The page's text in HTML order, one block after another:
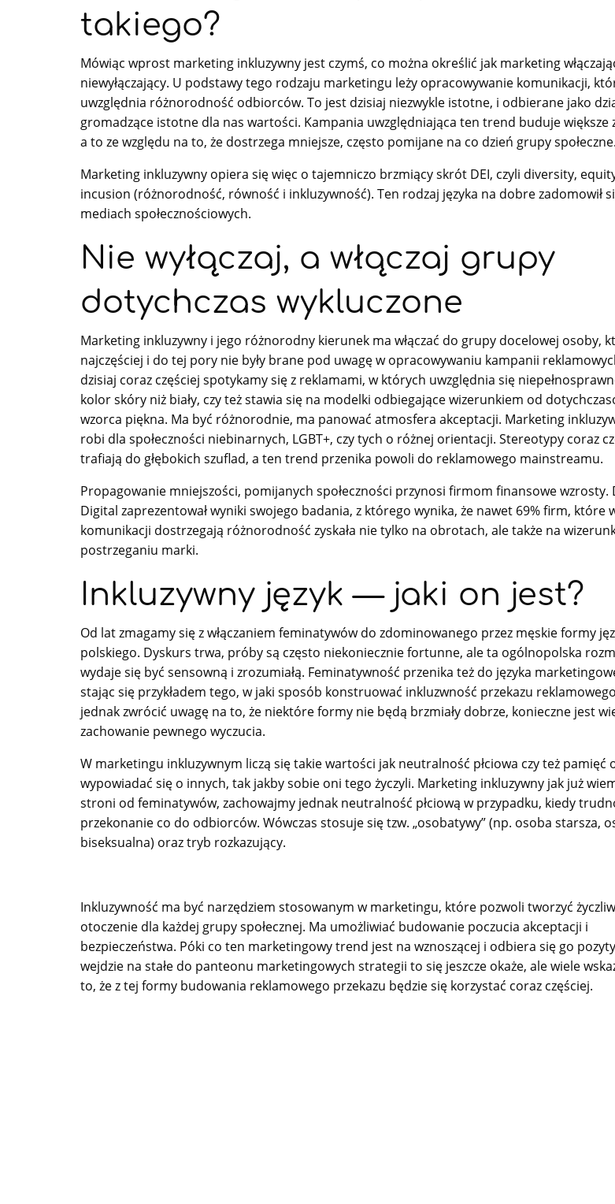
takiego?
Mówiąc wprost marketing inkluzywny jest czymś, co można określić jak marketing
niewyłączający. U podstawy tego rodzaju marketingu leży opracowywanie komunikacji,
uwzględnia różnorodność odbiorców. To jest dzisiaj niezwykle istotne, i odbierane jako
gromadzące istotne dla nas wartości. Kampania uwzględniająca ten trend buduje większe
a to ze względu na to, że dostrzega mniejsze, często pomijane na co dzień grupy społeczne.
Marketing inkluzywny opiera się więc o tajemniczo brzmiący skrót DEI, czyli diversity,
incusion (różnorodność, równość i inkluzywność). Ten rodzaj języka na dobre zadomowił
mediach społecznościowych.
Nie wyłączaj, a włączaj grupy
dotychczas wykluczone
Marketing inkluzywny i jego różnorodny kierunek ma włączać do grupy docelowej osoby,
najczęściej i do tej pory nie były brane pod uwagę w opracowywaniu kampanii
dzisiaj coraz częściej spotykamy się z reklamami, w których uwzględnia się
kolor skóry niż biały, czy też stawia się na modelki odbiegające wizerunkiem od
wzorca piękna. Ma być różnorodnie, ma panować atmosfera akceptacji. Marketing
robi dla społeczności niebinarnych, LGBT+, czy tych o różnej orientacji. Stereotypy coraz
trafiają do głębokich szuflad, a ten trend przenika powoli do reklamowego mainstreamu.
Propagowanie mniejszości, pomijanych społeczności przynosi firmom finansowe wzrosty.
Digital zaprezentował wyniki swojego badania, z którego wynika, że nawet 69% firm, które
komunikacji dostrzegają różnorodność zyskała nie tylko na obrotach, ale także na
postrzeganiu marki.
Inkluzywny język — jaki on jest?
Od lat zmagamy się z włączaniem feminatywów do zdominowanego przez męskie formy
polskiego. Dyskurs trwa, próby są często niekoniecznie fortunne, ale ta ogólnopolska
wydaje się być sensowną i zrozumiałą. Feminatywność przenika też do języka
stając się przykładem tego, w jaki sposób konstruować inkluzwność przekazu
jednak zwrócić uwagę na to, że niektóre formy nie będą brzmiały dobrze, konieczne jest
zachowanie pewnego wyczucia.
W marketingu inkluzywnym liczą się takie wartości jak neutralność płciowa czy też pamięć
wypowiadać się o innych, tak jakby sobie oni tego życzyli. Marketing inkluzywny jak już
stroni od feminatywów, zachowajmy jednak neutralność płciową w przypadku, kiedy
przekonanie co do odbiorców. Wówczas stosuje się tzw. „osobatywy” (np. osoba starsza,
biseksualna) oraz tryb rozkazujący.
Inkluzywność ma być narzędziem stosowanym w marketingu, które pozwoli tworzyć
otoczenie dla każdej grupy społecznej. Ma umożliwiać budowanie poczucia akceptacji i
bezpieczeństwa. Póki co ten marketingowy trend jest na wznoszącej i odbiera się go
wejdzie na stałe do panteonu marketingowych strategii to się jeszcze okaże, ale wiele
to, że z tej formy budowania reklamowego przekazu będzie się korzystać coraz częściej.